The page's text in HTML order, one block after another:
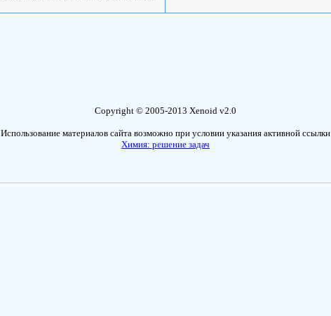
Copyright © 2005-2013 Xenoid v2.0
Использование материалов сайта возможно при условии указания активной ссылки
Химия: решение задач